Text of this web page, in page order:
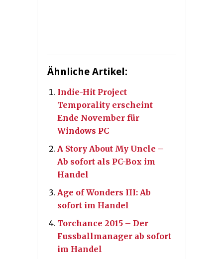
Ähnliche Artikel:
Indie-Hit Project
Temporality erscheint
Ende November für
Windows PC
A Story About My Uncle –
Ab sofort als PC-Box im
Handel
Age of Wonders III: Ab
sofort im Handel
Torchance 2015 – Der
Fussballmanager ab sofort
im Handel